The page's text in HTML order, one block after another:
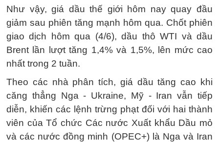
Như vậy, giá dầu thế giới hôm nay quay đầu
giảm sau phiên tăng mạnh hôm qua. Chốt phiên
giao dịch hôm qua (4/6), dầu thô WTI và dầu
Brent lần lượt tăng 1,4% và 1,5%, lên mức cao
nhất trong 2 tuần.
Theo các nhà phân tích, giá dầu tăng cao khi
căng thẳng Nga - Ukraine, Mỹ - Iran vẫn tiếp
diễn, khiến các lệnh trừng phạt đối với hai thành
viên của Tổ chức Các nước Xuất khẩu Dầu mỏ
và các nước đồng minh (OPEC+) là Nga và Iran